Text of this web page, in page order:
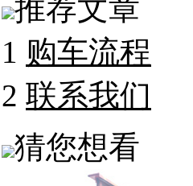
推荐文章
1 购车流程
2 联系我们
猜您想看